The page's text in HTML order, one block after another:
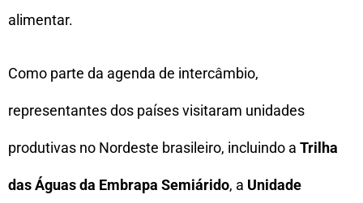
alimentar.
Como parte da agenda de intercâmbio,
representantes dos países visitaram unidades
produtivas no Nordeste brasileiro, incluindo a Trilha
das Águas da Embrapa Semiárido, a Unidade